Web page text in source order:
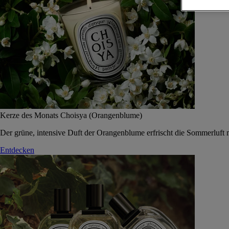
Kerze des Monats Choisya (Orangenblume)
Der grüne, intensive Duft der Orangenblume erfrischt die Sommerluft
Entdecken